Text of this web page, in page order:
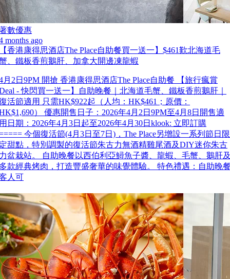
數優惠
months ago
香港康得思酒店The Place自助餐買一送一】$461歎北海道毛
、鐵板香煎鵝肝、加拿大開邊凍龍蝦
月2日9PM 開搶 香港康得思酒店The Place自助餐 【旅行瘋賞
- 快閃買一送一】自助晚餐｜北海道毛蟹、鐵板香煎鵝肝｜
活節適用 只需HK$922起（人均：HK$461；原價：
） 優惠開售日子：2026年4月2日9PM至4月8日開售適
日期：2026年4月3日起至2026年4月30日klook: 立即訂購
今個復活節(4月3日至7日)，The Place另增設一系列節日限
甜點，特別調製的復活節朱古力無酒精雞尾酒及DIY迷你朱古
盆栽站。 自助晚餐以西伯利亞鱘魚子醬、龍蝦、毛蟹、鵝肝
款經典烤肉，打造豐盛奢華的味覺體驗。 特色禮遇：自助晚
人可